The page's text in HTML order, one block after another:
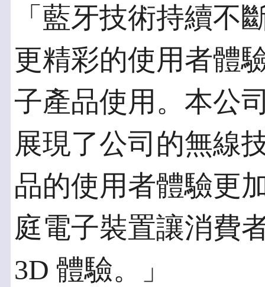
「藍牙技術持續不
更精彩的使用者體
子產品使用。本公
展現了公司的無線
品的使用者體驗更
庭電子裝置讓消費
3D 體驗。」